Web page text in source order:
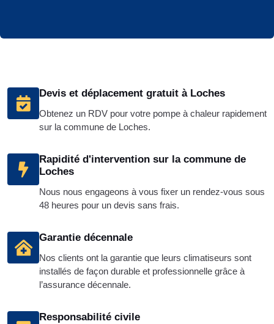
Devis et déplacement gratuit à Loches
Obtenez un RDV pour votre pompe à chaleur rapidement
sur la commune de Loches.
Rapidité d'intervention sur la commune de
Loches
Nous nous engageons à vous fixer un rendez-vous sous
48 heures pour un devis sans frais.
Garantie décennale
Nos clients ont la garantie que leurs climatiseurs sont
installés de façon durable et professionnelle grâce à
l’assurance décennale.
Responsabilité civile